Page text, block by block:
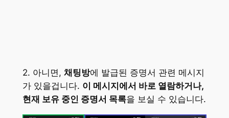
2. 아니면, 채팅방에 발급된 증명서 관련 메시지
가 있을겁니다. 이 메시지에서 바로 열람하거나,
현재 보유 중인 증명서 목록을 보실 수 있습니다.